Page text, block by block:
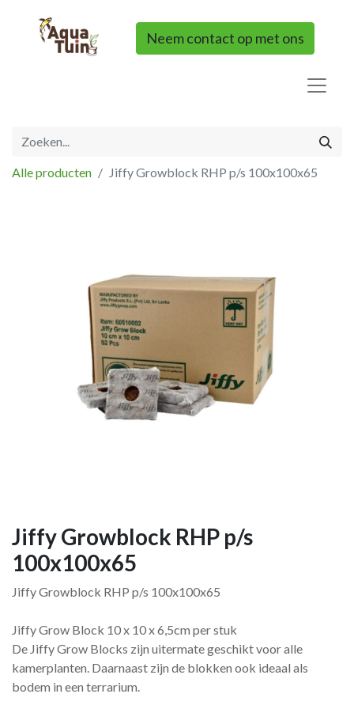
Neem contact op met ons
Alle producten Jiffy Growblock RHP p/s 100x100x65
Jiffy Growblock RHP p/s
100x100x65
Jiffy Growblock RHP p/s 100x100x65
Jiffy Grow Block 10 x 10 x 6,5cm per stuk
De Jiffy Grow Blocks zijn uitermate geschikt voor alle
kamerplanten. Daarnaast zijn de blokken ook ideaal als
bodem in een terrarium.